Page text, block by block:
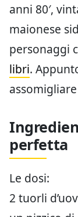
anni 80′,
maionese
personaggi
libri.
perfetta
Le dosi:
2 tuorli